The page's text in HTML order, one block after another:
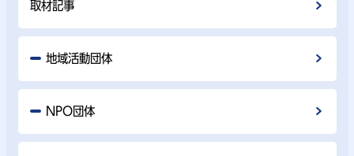
取材記事
地域活動団体
NPO団体